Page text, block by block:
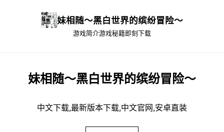
妹相随～黑白世界的缤纷冒险～
游戏简介游戏秘籍 即刻下载
妹相随～黑白世界的缤纷冒险～
中文下载,最新版本下载,中文官网,安卓直装